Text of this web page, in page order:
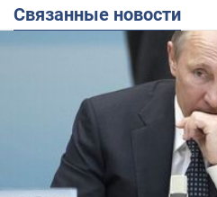
Связанные новости